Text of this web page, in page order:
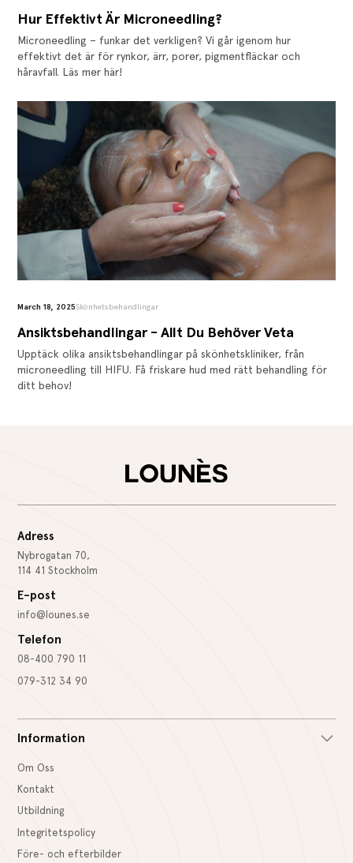
‍Hur Effektivt Är Microneedling?
Microneedling – funkar det verkligen? Vi går igenom hur
effektivt det är för rynkor, ärr, porer, pigmentfläckar och
håravfall. Läs mer här!
March 18, 2025Skönhetsbehandlingar
Ansiktsbehandlingar - Allt Du Behöver Veta
Upptäck olika ansiktsbehandlingar på skönhetskliniker, från
microneedling till HIFU. Få friskare hud med rätt behandling för
ditt behov!
Adress
Nybrogatan 70,
114 41 Stockholm
E-post
info@lounes.se
Telefon
08-400 790 11
079-312 34 90
Information
Om Oss
Kontakt
Utbildning
Integritetspolicy
Före- och efterbilder